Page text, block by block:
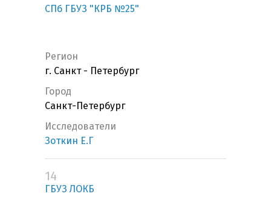
СПб ГБУЗ "КРБ №25"
Регион
г. Санкт - Петербург
Город
Санкт-Петербург
Исследователи
Зоткин Е.Г
14
ГБУЗ ЛОКБ